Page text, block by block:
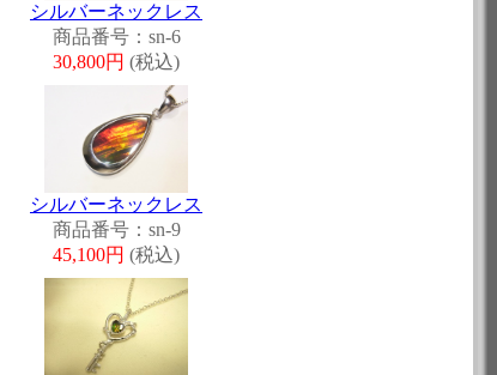
シルバーネックレス
商品番号：sn-6
30,800円 (税込)
シルバーネックレス
商品番号：sn-9
45,100円 (税込)